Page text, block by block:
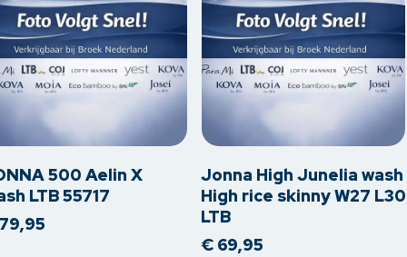
500 Aelin X
LTB 55717
79,95
Dit
product
heeft
meerdere
variaties.
Deze
optie
Jonna High Junelia wash
High rice skinny W27 L30
LTB
€69,95